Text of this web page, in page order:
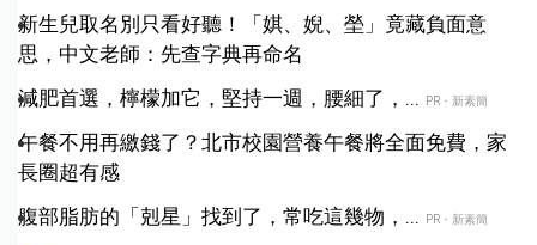
新生兒取名別只看好聽！「娸、婗、塋」竟藏負面意
思，中文老師：先查字典再命名
減肥首選，檸檬加它，堅持一週，腰細了，...
PR・新素簡
午餐不用再繳錢了？北市校園營養午餐將全面免費，家
長圈超有感
腹部脂肪的「剋星」找到了，常吃這幾物，...
PR・新素簡